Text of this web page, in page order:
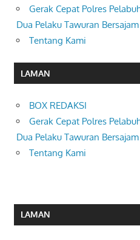
Gerak Cepat Polres
Dua Pelaku Tawuran
Tentang Kami
LAMAN
BOX REDAKSI
Gerak Cepat Polres
Dua Pelaku Tawuran
Tentang Kami
LAMAN